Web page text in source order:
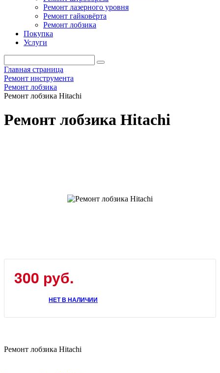
Ремонт лазерного уровня
Ремонт гайковёрта
Ремонт лобзика
Покупка
Услуги
Главная страница
Ремонт инструмента
Ремонт лобзика
Ремонт лобзика Hitachi
Ремонт лобзика Hitachi
300 руб.
НЕТ В НАЛИЧИИ
Ремонт лобзика Hitachi